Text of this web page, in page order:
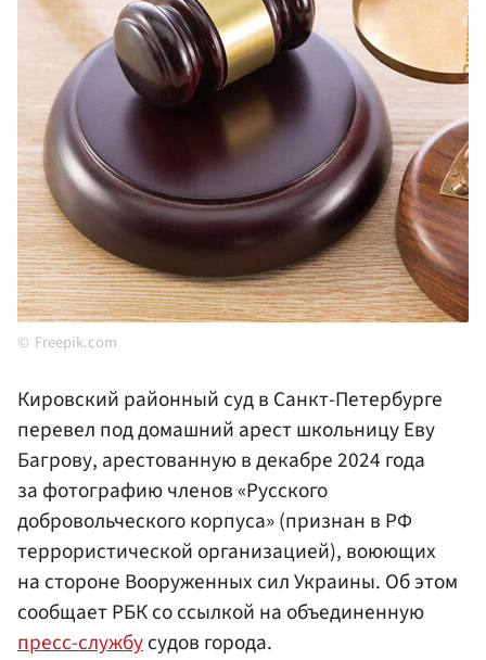
Freepik.com
Кировский районный суд в Санкт-Петербурге
перевел под домашний арест школьницу Еву
Багрову, арестованную в декабре 2024 года
за фотографию членов «Русского
добровольческого корпуса» (признан в РФ
террористической организацией), воюющих
на стороне Вооруженных сил Украины. Об этом
сообщает РБК со ссылкой на объединенную
пресс-службусудов города.